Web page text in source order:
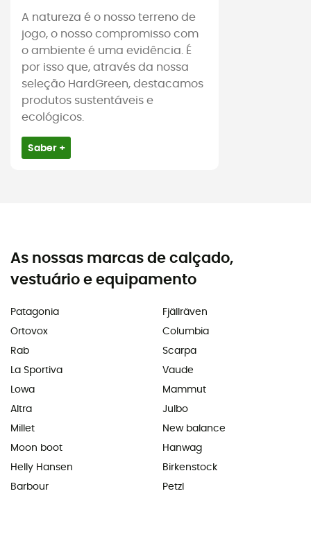
A natureza é o nosso terreno de
jogo, o nosso compromisso com
o ambiente é uma evidência. É
por isso que, através da nossa
seleção HardGreen, destacamos
produtos sustentáveis e
ecológicos.
Saber +
As nossas marcas de calçado,
vestuário e equipamento
Patagonia
Ortovox
Rab
La Sportiva
Lowa
Altra
Millet
Moon boot
Helly Hansen
Barbour
Fjällräven
Columbia
Scarpa
Vaude
Mammut
Julbo
New balance
Hanwag
Birkenstock
Petzl